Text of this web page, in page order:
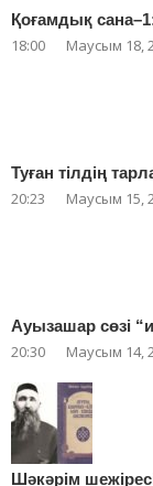
Қоғамдық
18:00 Маусым 18,
Туған тілдің
20:23 Маусым 15,
Ауызашар сөзі
20:30 Маусым 14,
Шәкәрім